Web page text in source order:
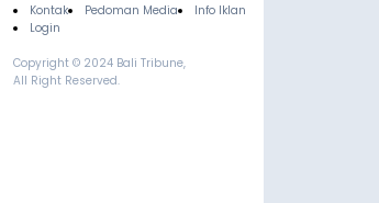
Footer
Kontak
Pedoman Media
Info Iklan
Login
Copyright © 2024 Bali Tribune,
All Right Reserved.